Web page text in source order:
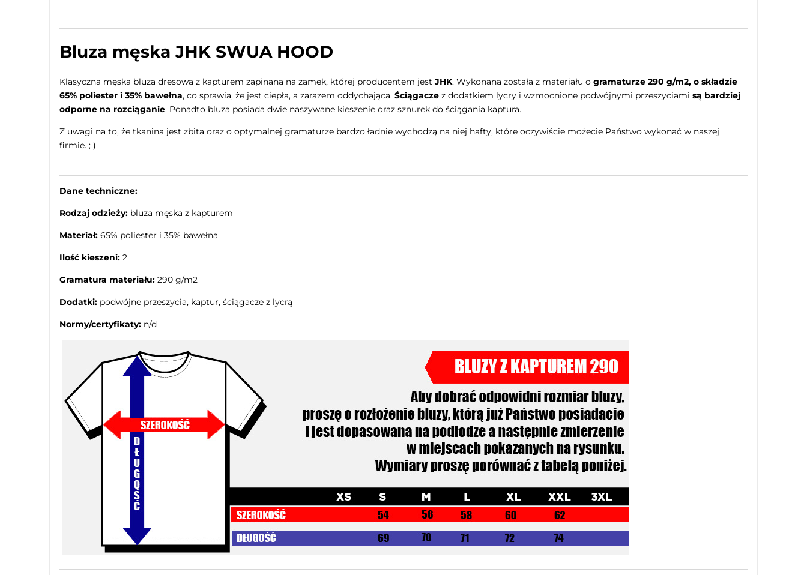
Bluza męska JHK SWUA HOOD
Klasyczna męska bluza dresowa z kapturem zapinana na zamek, której producentem jest JHK. Wykonana została z materiału o gramaturze 290 g/m2, o składzie
65% poliester i 35% bawełna, co sprawia, że jest ciepła, a zarazem oddychająca. Ściągacze z dodatkiem lycry i wzmocnione podwójnymi przeszyciami są bardziej
odporne na rozciąganie. Ponadto bluza posiada dwie naszywane kieszenie oraz sznurek do ściągania kaptura.
Z uwagi na to, że tkanina jest zbita oraz o optymalnej gramaturze bardzo ładnie wychodzą na niej hafty, które oczywiście możecie Państwo wykonać w naszej
firmie. ; )
Dane techniczne:
Rodzaj odzieży: bluza męska z kapturem
Materiał: 65% poliester i 35% bawełna
Ilość kieszeni: 2
Gramatura materiału: 290 g/m2
Dodatki: podwójne przeszycia, kaptur, ściągacze z lycrą
Normy/certyfikaty: n/d